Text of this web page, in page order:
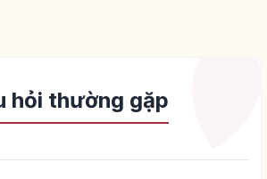
hỏi thường gặp